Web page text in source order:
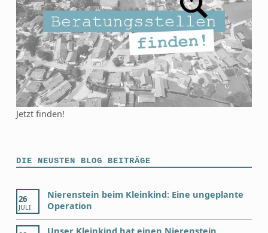
Jetzt finden!
DIE NEUSTEN BLOG BEITRÄGE
26
JULI
Nierenstein beim Kleinkind: Eine ungeplante
Operation
Unser Kleinkind hat einen Nierenstein